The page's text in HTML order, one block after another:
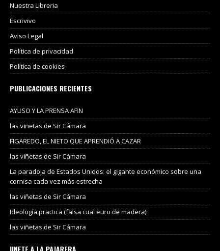
Nuestra Libreria
Escrivivo
Aviso Legal
Política de privacidad
Política de cookies
PUBLICACIONES RECIENTES
AYUSO Y LA PRENSA AFIN
las viñetas de Sir Cámara
FIGAREDO, EL NIETO QUE APRENDIÓ A CAZAR
las viñetas de Sir Cámara
La paradoja de Estados Unidos: el gigante económico sobre una
cornisa cada vez más estrecha
las viñetas de Sir Cámara
Ideología practica (falsa cual euro de madera)
las viñetas de Sir Cámara
UNETE A LA PAJARERA